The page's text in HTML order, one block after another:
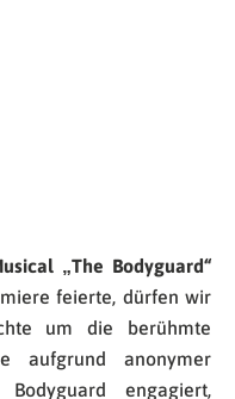
„The Bodyguard“
feierte, dürfen wir
um die berühmte
aufgrund anonymer
engagiert,